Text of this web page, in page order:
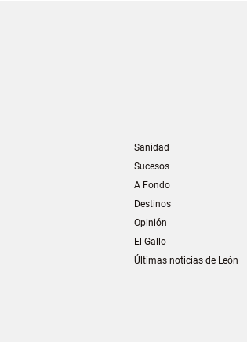
Sanidad
Sucesos
A Fondo
Destinos
Opinión
El Gallo
Últimas noticias de León